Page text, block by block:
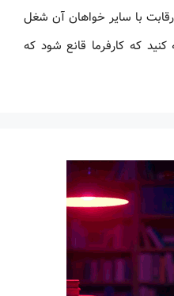
با سایر خواهان آن شغل
که کارفرما قانع شود که